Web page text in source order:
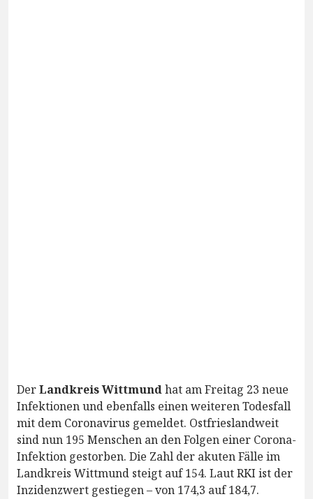
DerLandkreis Wittmundhat am Freitag 23 neue
Infektionen und ebenfalls einen weiteren Todesfall
mit dem Coronavirus gemeldet. Ostfrieslandweit
sind nun 195 Menschen an den Folgen einer Corona-
Infektion gestorben. Die Zahl der akuten Fälle im
Landkreis Wittmund steigt auf 154. Laut RKI ist der
Inzidenzwert gestiegen – von 174,3 auf 184,7.